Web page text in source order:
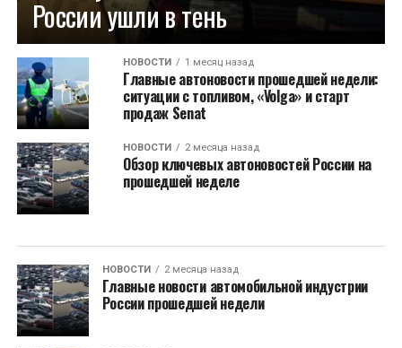
России ушли в тень
НОВОСТИ 1 месяц назад
Главные автоновости прошедшей недели:
ситуации с топливом, «Volga» и старт
продаж Senat
НОВОСТИ 2 месяца назад
Обзор ключевых автоновостей России на
прошедшей неделе
НОВОСТИ 2 месяца назад
Главные новости автомобильной индустрии
России прошедшей недели